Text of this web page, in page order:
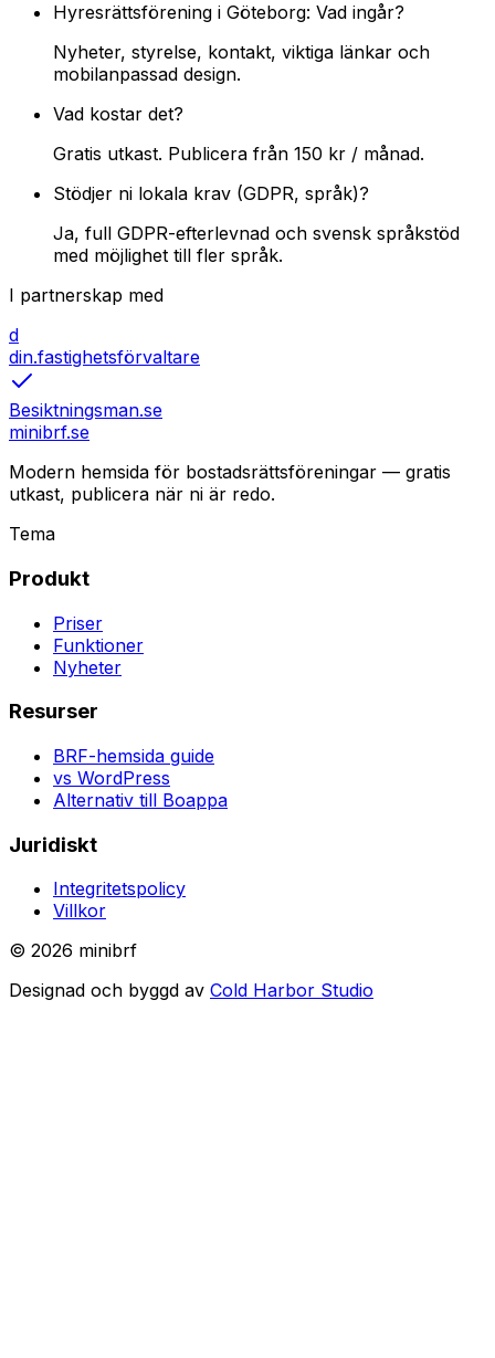
Hyresrättsförening i Göteborg: Vad ingår?
Nyheter, styrelse, kontakt, viktiga länkar och
mobilanpassad design.
Vad kostar det?
Gratis utkast. Publicera från 150 kr / månad.
Stödjer ni lokala krav (GDPR, språk)?
Ja, full GDPR-efterlevnad och svensk språkstöd
med möjlighet till fler språk.
I partnerskap med
d
din.fastighetsförvaltare
Besiktningsman.se
minibrf.se
Modern hemsida för bostadsrättsföreningar — gratis
utkast, publicera när ni är redo.
Tema
Produkt
Priser
Funktioner
Nyheter
Resurser
BRF-hemsida guide
vs WordPress
Alternativ till Boappa
Juridiskt
Integritetspolicy
Villkor
© 2026 minibrf
Designad och byggd av Cold Harbor Studio